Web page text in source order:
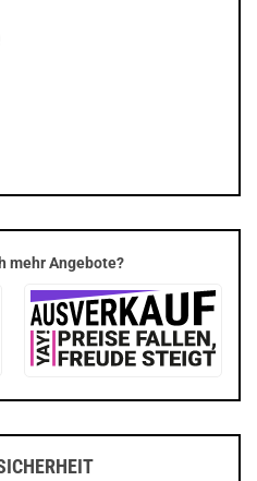
mehr Angebote?